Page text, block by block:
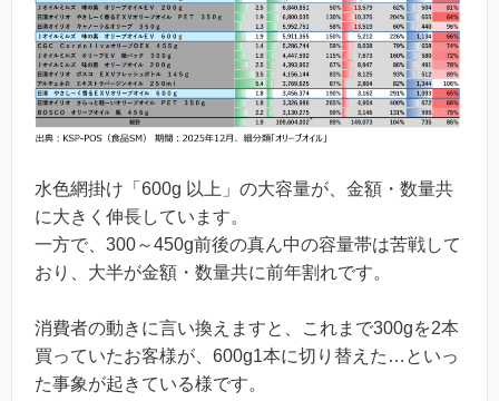
水色網掛け「600g 以上」の大容量が、金額・数量共
に大きく伸長しています。
一方で、300～450g前後の真ん中の容量帯は苦戦して
おり、大半が金額・数量共に前年割れです。
消費者の動きに言い換えますと、これまで300gを2本
買っていたお客様が、600g1本に切り替えた…といっ
た事象が起きている様です。